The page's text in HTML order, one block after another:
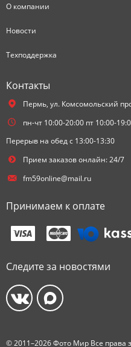
О компании
Новости
Техподдержка
Контакты
Пермь, ул. Комсомольский
пн-чт 10:00-20:00 пт 10:00-
Перерыв на обед с 13:00-13:30
Прием заказов онлайн: 24/7
fm59online@mail.ru
Принимаем к оплате
Следите за новостями
© 2011–2026 Фото Мир Все